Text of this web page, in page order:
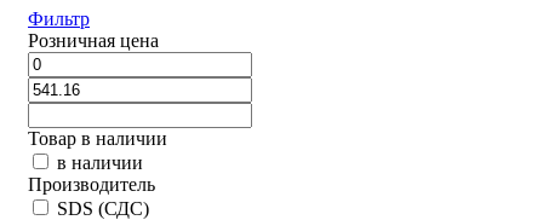
Фильтр
Розничная цена
Товар в наличии
в наличии
Производитель
SDS (СДС)